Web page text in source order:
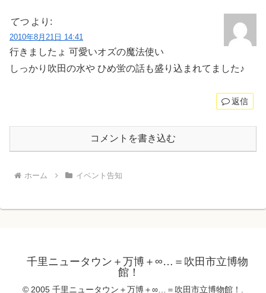
てつ より:
2010年8月21日 14:41
行きましたょ 可愛いオズの魔法使い
しっかり吹田の水や ひめ蛍の話も盛り込まれてました♪
返信
コメントを書き込む
ホーム イベント告知
千里ニュータウン＋万博＋∞…＝吹田市立博物
館！
© 2005 千里ニュータウン＋万博＋∞…＝吹田市立博物館！.